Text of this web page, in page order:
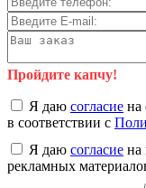
Пройдите капчу!
Я даю согласие на
в соответствии с
Я даю согласие на
рекламных